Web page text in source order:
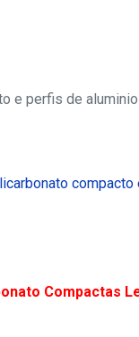
e perfis de
Compactas